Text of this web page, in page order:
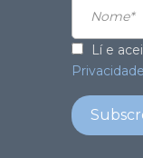
Lí e
Privacidade